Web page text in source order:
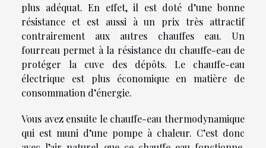
plus adéquat. En effet, il est doté d’une bonne
résistance et est aussi à un prix très attractif
contrairement aux autres chauffes eau. Un
fourreau permet à la résistance du chauffe-eau de
protéger la cuve des dépôts. Le chauffe-eau
électrique est plus économique en matière de
consommation d’énergie.
Vous avez ensuite le chauffe-eau thermodynamique
qui est muni d’une pompe à chaleur. C’est donc